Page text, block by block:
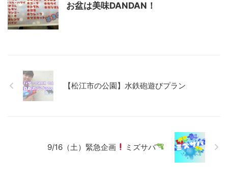
お盆は美味DANDAN！
【松江市の公園】水鉄砲遊びプラン
9/16（土）緊急企画 ミズサバ